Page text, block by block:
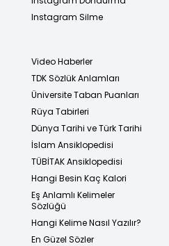
Instagram Silme
Video Haberler
TDK Sözlük Anlamları
Üniversite Taban Puanları
Rüya Tabirleri
Dünya Tarihi ve Türk Tarihi
İslam Ansiklopedisi
TÜBİTAK Ansiklopedisi
Hangi Besin Kaç Kalori
Eş Anlamlı Kelimeler
Sözlüğü
Hangi Kelime Nasıl Yazılır?
En Güzel Sözler